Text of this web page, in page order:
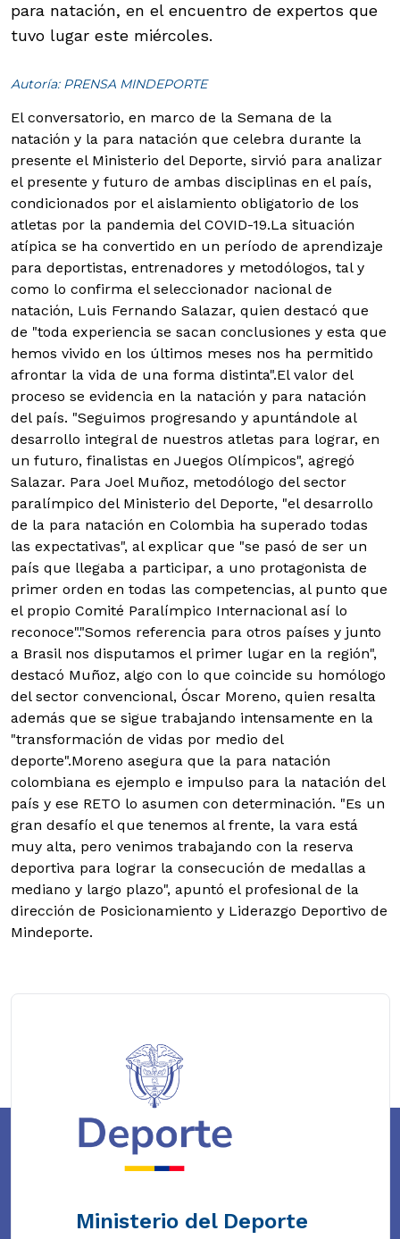
para natación, en el encuentro de expertos que
tuvo lugar este miércoles.
Autoría: PRENSA MINDEPORTE
El conversatorio, en marco de la Semana de la
natación y la para natación que celebra durante la
presente el Ministerio del Deporte, sirvió para analizar
el presente y futuro de ambas disciplinas en el país,
condicionados por el aislamiento obligatorio de los
atletas por la pandemia del COVID-19.La situación
atípica se ha convertido en un período de aprendizaje
para deportistas, entrenadores y metodólogos, tal y
como lo confirma el seleccionador nacional de
natación, Luis Fernando Salazar, quien destacó que
de "toda experiencia se sacan conclusiones y esta que
hemos vivido en los últimos meses nos ha permitido
afrontar la vida de una forma distinta".El valor del
proceso se evidencia en la natación y para natación
del país. "Seguimos progresando y apuntándole al
desarrollo integral de nuestros atletas para lograr, en
un futuro, finalistas en Juegos Olímpicos", agregó
Salazar. Para Joel Muñoz, metodólogo del sector
paralímpico del Ministerio del Deporte, "el desarrollo
de la para natación en Colombia ha superado todas
las expectativas", al explicar que "se pasó de ser un
país que llegaba a participar, a uno protagonista de
primer orden en todas las competencias, al punto que
el propio Comité Paralímpico Internacional así lo
reconoce"."Somos referencia para otros países y junto
a Brasil nos disputamos el primer lugar en la región",
destacó Muñoz, algo con lo que coincide su homólogo
del sector convencional, Óscar Moreno, quien resalta
además que se sigue trabajando intensamente en la
"transformación de vidas por medio del
deporte".Moreno asegura que la para natación
colombiana es ejemplo e impulso para la natación del
país y ese RETO lo asumen con determinación. "Es un
gran desafío el que tenemos al frente, la vara está
muy alta, pero venimos trabajando con la reserva
deportiva para lograr la consecución de medallas a
mediano y largo plazo", apuntó el profesional de la
dirección de Posicionamiento y Liderazgo Deportivo de
Mindeporte.
Ministerio del Deporte